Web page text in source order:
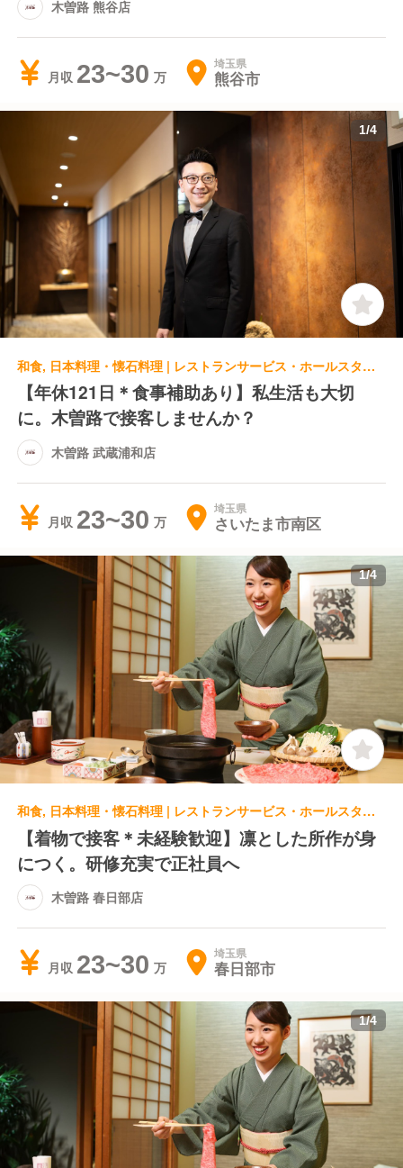
木曽路 熊谷店
月収 23~30 埼玉県
熊谷市
1/4
和食, 日本料理・懐石料理 | レストランサービス・ホールスタッフ | 木曽路 武蔵浦和店
【年休121日＊食事補助あり】私生活も大切
に。木曽路で接客しませんか？
木曽路 武蔵浦和店
月収 23~30 埼玉県
さいたま市南区
1/4
和食, 日本料理・懐石料理 | レストランサービス・ホールスタッフ | 木曽路 春日部店
【着物で接客＊未経験歓迎】凛とした所作が身
につく。研修充実で正社員へ
木曽路 春日部店
月収 23~30 埼玉県
春日部市
1/4